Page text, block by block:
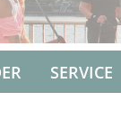
SERVICE